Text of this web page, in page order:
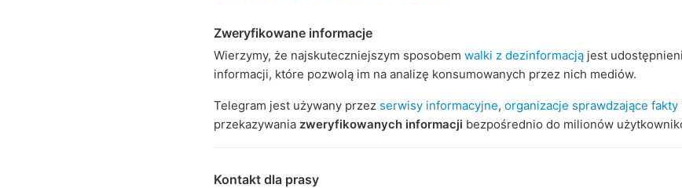
Zweryfikowane informacje
Wierzymy, że najskuteczniejszym sposobem walki z dezinformacją jest
informacji, które pozwolą im na analizę konsumowanych przez nich mediów.
Telegram jest używany przez serwisy informacyjne, organizacje sprawdzające fakty
przekazywania zweryfikowanych informacji bezpośrednio do milionów
Kontakt dla prasy